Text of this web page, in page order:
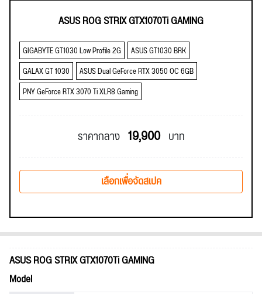
ASUS ROG STRIX GTX1070Ti GAMING
GIGABYTE GT1030 Low Profile 2G
ASUS GT1030 BRK
GALAX GT 1030
ASUS Dual GeForce RTX 3050 OC 6GB
PNY GeForce RTX 3070 Ti XLR8 Gaming
ราคากลาง 19,900 บาท
เลือกเพื่อจัดสเปค
ASUS ROG STRIX GTX1070Ti GAMING
Model